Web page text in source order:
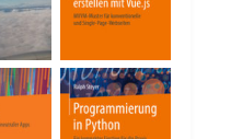
Beschreibung